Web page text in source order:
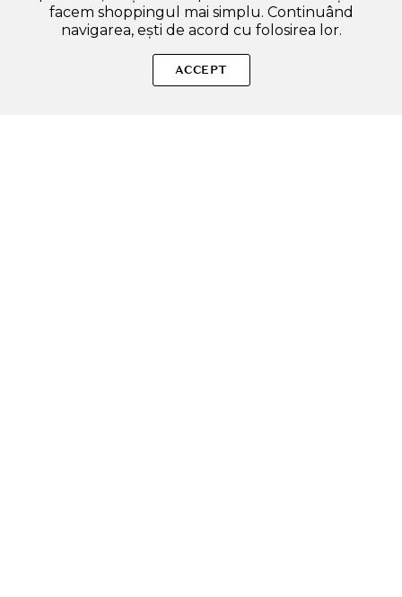
MEDIHEAL Teatree Calming Hydra Serum - ser de fata
formulat cu extract de arbore de ceai si acid hialuronic, care
facem shoppingul mai simplu. Continuând
navigarea, ești de acord cu folosirea lor.
ACCEPT